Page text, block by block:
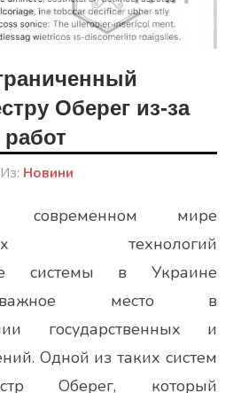
Оберег из-за
работ
От:
Из: Новини
мире
технологий
системы в Украине
место в
государственных и
Одной из таких систем
Оберег, который